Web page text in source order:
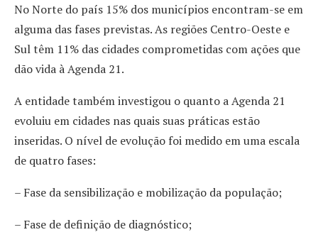
No Norte do país 15% dos municípios encontram-se em
alguma das fases previstas. As regiões Centro-Oeste e
Sul têm 11% das cidades comprometidas com ações que
dão vida à Agenda 21.
A entidade também investigou o quanto a Agenda 21
evoluiu em cidades nas quais suas práticas estão
inseridas. O nível de evolução foi medido em uma escala
de quatro fases:
– Fase da sensibilização e mobilização da população;
– Fase de definição de diagnóstico;